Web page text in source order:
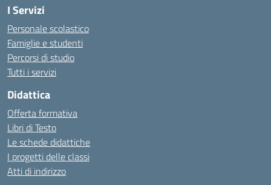
I Servizi
Personale scolastico
Famiglie e studenti
Percorsi di studio
Tutti i servizi
Didattica
Offerta formativa
Libri di Testo
Le schede didattiche
I progetti delle classi
Atti di indirizzo